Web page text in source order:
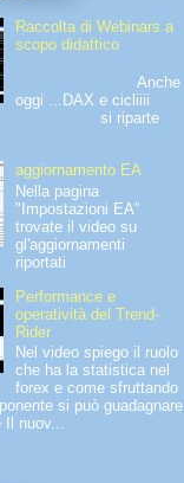
Raccolta di Webinars a
scopo didattico
Anche
oggi ...DAX e cicliiii
si riparte
aggiornamento EA
Nella pagina
"Impostazioni EA"
trovate il video su
gl'aggiornamenti
riportati
Performance e
operatività del Trend-
Rider
Nel video spiego il ruolo
che ha la statistica nel
forex e come sfruttando
si può guadagnare
Il nuov...